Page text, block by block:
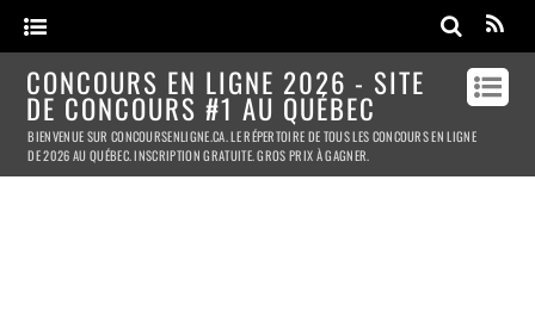
CONCOURS EN LIGNE 2026 - SITE
DE CONCOURS #1 AU QUÉBEC
BIENVENUE SUR CONCOURSENLIGNE.CA. LE RÉPERTOIRE DE TOUS LES CONCOURS EN LIGNE
DE 2026 AU QUÉBEC. INSCRIPTION GRATUITE. GROS PRIX À GAGNER.